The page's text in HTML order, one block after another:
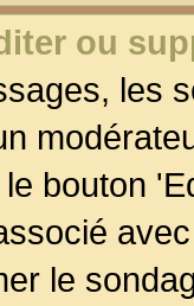
ou
les
bouton
le